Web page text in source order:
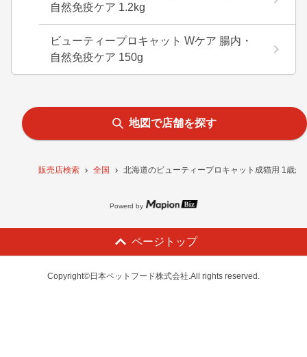
販売店検索 全国 北海道のビューティープロキャット成猫用 1歳か
自然免疫ケア 1.2kg
ビューティープロキャット Wケア 腸内・
自然免疫ケア 150g
地図で店舗を探す
Powerd by
ページトップ
Copyright©日本ペットフード株式会社.All rights reserved.